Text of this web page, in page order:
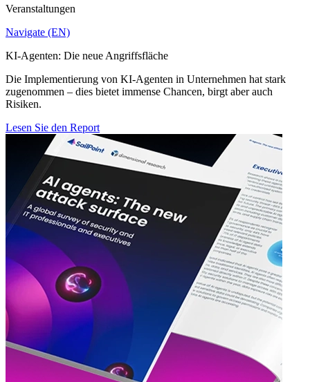
Veranstaltungen
Navigate (EN)
KI-Agenten: Die neue Angriffsfläche
Die Implementierung von KI-Agenten in Unternehmen hat stark
zugenommen – dies bietet immense Chancen, birgt aber auch
Risiken.
Lesen Sie den Report